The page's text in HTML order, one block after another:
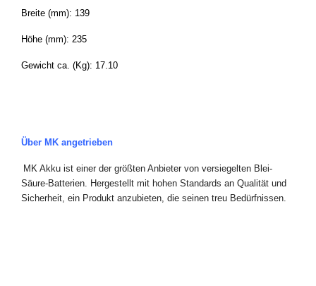
Breite (mm): 139
Höhe (mm): 235
Gewicht ca. (Kg): 17.10
Über MK angetrieben
MK Akku ist einer der größten Anbieter von versiegelten Blei-
Säure-Batterien. Hergestellt mit hohen Standards an Qualität und
Sicherheit, ein Produkt anzubieten, die seinen treu Bedürfnissen.